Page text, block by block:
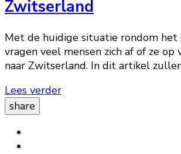
Zwitserland
Met de huidige situatie rondom het
vragen veel mensen zich af of ze op
naar Zwitserland. In dit artikel
Lees verder
share